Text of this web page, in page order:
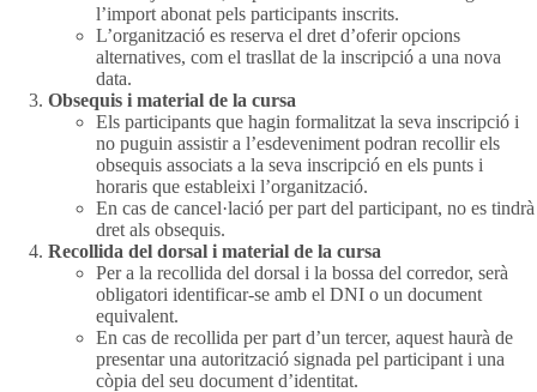
l’import abonat pels participants inscrits.
L’organització es reserva el dret d’oferir opcions
alternatives, com el trasllat de la inscripció a una nova
data.
Obsequis i material de la cursa
Els participants que hagin formalitzat la seva inscripció i
no puguin assistir a l’esdeveniment podran recollir els
obsequis associats a la seva inscripció en els punts i
horaris que estableixi l’organització.
En cas de cancel·lació per part del participant, no es tindrà
dret als obsequis.
Recollida del dorsal i material de la cursa
Per a la recollida del dorsal i la bossa del corredor, serà
obligatori identificar-se amb el DNI o un document
equivalent.
En cas de recollida per part d’un tercer, aquest haurà de
presentar una autorització signada pel participant i una
còpia del seu document d’identitat.